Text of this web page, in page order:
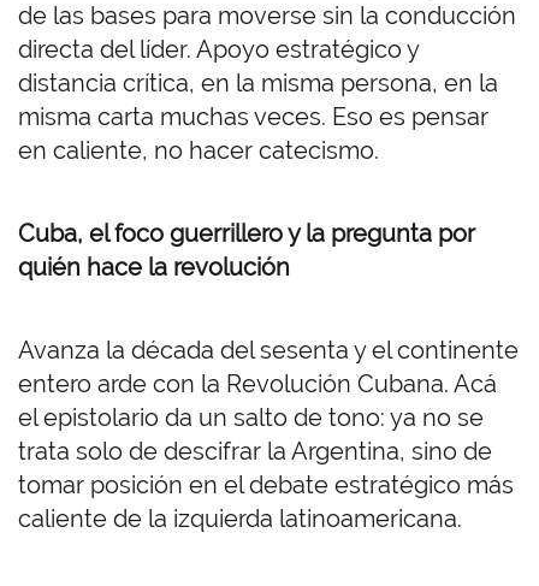
de las bases para moverse sin la conducción
directa del líder. Apoyo estratégico y
distancia crítica, en la misma persona, en la
misma carta muchas veces. Eso es pensar
en caliente, no hacer catecismo.
Cuba, el foco guerrillero y la pregunta por
quién hace la revolución
Avanza la década del sesenta y el continente
entero arde con la Revolución Cubana. Acá
el epistolario da un salto de tono: ya no se
trata solo de descifrar la Argentina, sino de
tomar posición en el debate estratégico más
caliente de la izquierda latinoamericana.